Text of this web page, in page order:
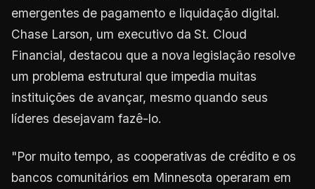
emergentes de pagamento e liquidação digital.
Chase Larson, um executivo da St. Cloud
Financial, destacou que a nova legislação resolve
um problema estrutural que impedia muitas
instituições de avançar, mesmo quando seus
líderes desejavam fazê-lo.
"Por muito tempo, as cooperativas de crédito e os
bancos comunitários em Minnesota operaram em